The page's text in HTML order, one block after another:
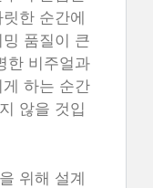
한 순간에
품질이 큰
한 비주얼과
하는 순간
않을 것입
위해 설계